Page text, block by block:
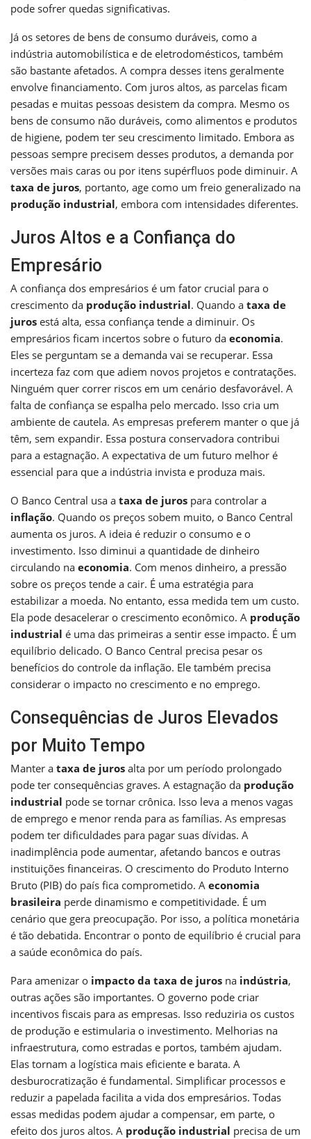
pode sofrer quedas significativas.
Já os setores de bens de consumo duráveis, como a
indústria automobilística e de eletrodomésticos, também
são bastante afetados. A compra desses itens geralmente
envolve financiamento. Com juros altos, as parcelas ficam
pesadas e muitas pessoas desistem da compra. Mesmo os
bens de consumo não duráveis, como alimentos e produtos
de higiene, podem ter seu crescimento limitado. Embora as
pessoas sempre precisem desses produtos, a demanda por
versões mais caras ou por itens supérfluos pode diminuir. A
taxa de juros, portanto, age como um freio generalizado na
produção industrial, embora com intensidades diferentes.
Juros Altos e a Confiança do
Empresário
A confiança dos empresários é um fator crucial para o
crescimento da produção industrial. Quando a taxa de
juros está alta, essa confiança tende a diminuir. Os
empresários ficam incertos sobre o futuro da economia.
Eles se perguntam se a demanda vai se recuperar. Essa
incerteza faz com que adiem novos projetos e contratações.
Ninguém quer correr riscos em um cenário desfavorável. A
falta de confiança se espalha pelo mercado. Isso cria um
ambiente de cautela. As empresas preferem manter o que já
têm, sem expandir. Essa postura conservadora contribui
para a estagnação. A expectativa de um futuro melhor é
essencial para que a indústria invista e produza mais.
O Banco Central usa a taxa de juros para controlar a
inflação. Quando os preços sobem muito, o Banco Central
aumenta os juros. A ideia é reduzir o consumo e o
investimento. Isso diminui a quantidade de dinheiro
circulando na economia. Com menos dinheiro, a pressão
sobre os preços tende a cair. É uma estratégia para
estabilizar a moeda. No entanto, essa medida tem um custo.
Ela pode desacelerar o crescimento econômico. A produção
industrial é uma das primeiras a sentir esse impacto. É um
equilíbrio delicado. O Banco Central precisa pesar os
benefícios do controle da inflação. Ele também precisa
considerar o impacto no crescimento e no emprego.
Consequências de Juros Elevados
por Muito Tempo
Manter a taxa de juros alta por um período prolongado
pode ter consequências graves. A estagnação da produção
industrial pode se tornar crônica. Isso leva a menos vagas
de emprego e menor renda para as famílias. As empresas
podem ter dificuldades para pagar suas dívidas. A
inadimplência pode aumentar, afetando bancos e outras
instituições financeiras. O crescimento do Produto Interno
Bruto (PIB) do país fica comprometido. A economia
brasileira perde dinamismo e competitividade. É um
cenário que gera preocupação. Por isso, a política monetária
é tão debatida. Encontrar o ponto de equilíbrio é crucial para
a saúde econômica do país.
Para amenizar o impacto da taxa de juros na indústria,
outras ações são importantes. O governo pode criar
incentivos fiscais para as empresas. Isso reduziria os custos
de produção e estimularia o investimento. Melhorias na
infraestrutura, como estradas e portos, também ajudam.
Elas tornam a logística mais eficiente e barata. A
desburocratização é fundamental. Simplificar processos e
reduzir a papelada facilita a vida dos empresários. Todas
essas medidas podem ajudar a compensar, em parte, o
efeito dos juros altos. A produção industrial precisa de um